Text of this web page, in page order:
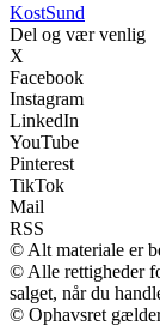
KostSund
Del og vær venlig
X
Facebook
Instagram
LinkedIn
YouTube
Pinterest
TikTok
Mail
RSS
© Alt materiale er
© Alle rettigheder
salget, når du
© Ophavsret